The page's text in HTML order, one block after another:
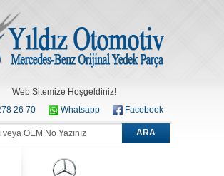
Web Sitemize Hoşgeldiniz!
26 70
Whatsapp Facebook
ARA